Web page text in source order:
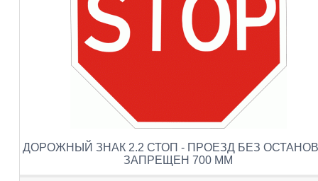
ДОРОЖНЫЙ ЗНАК 2.2 СТОП - ПРОЕЗД БЕЗ
ЗАПРЕЩЕН 700 ММ